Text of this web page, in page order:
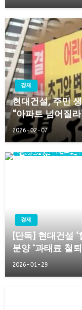
경제
현대건설, 주민
“아파트 넘어질
2026-02-07
경제
[단독] 현대건설
분양 ‘과태료 철퇴
2026-01-29